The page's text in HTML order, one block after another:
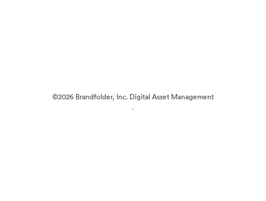
©2026 Brandfolder, Inc. Digital Asset Management
·